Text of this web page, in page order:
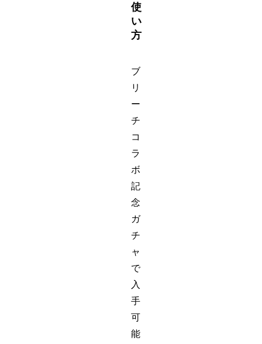
使
い
方
ブ
リ
ー
チ
コ
ラ
ボ
記
念
ガ
チ
ャ
で
入
手
可
能